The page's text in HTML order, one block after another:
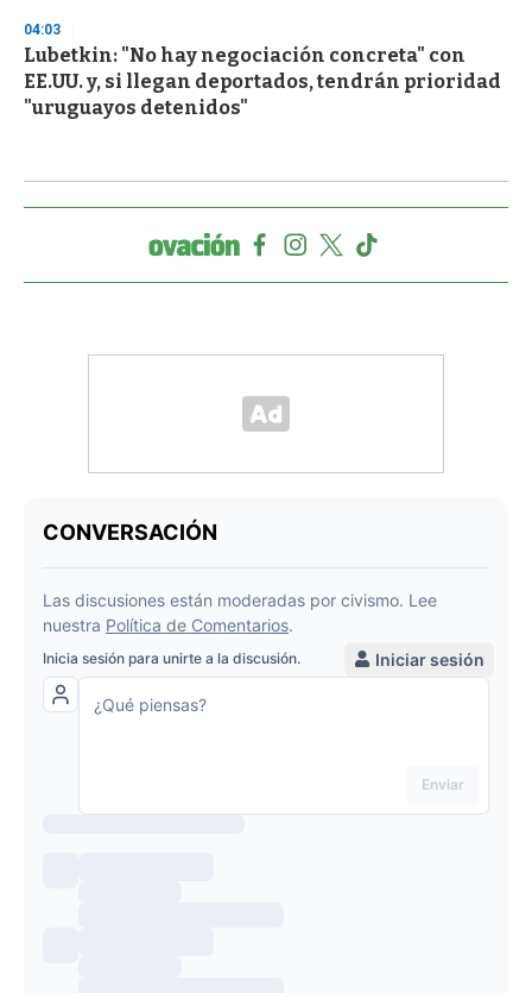
04:03
Lubetkin: "No hay negociación concreta" con
EE.UU. y, si llegan deportados, tendrán prioridad
"uruguayos detenidos"